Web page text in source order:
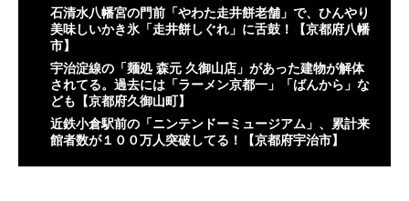
石清水八幡宮の門前「やわた走井餅老舗」で、ひんやり
美味しいかき氷「走井餅しぐれ」に舌鼓！【京都府八幡
市】
宇治淀線の「麺処 森元 久御山店」があった建物が解体
されてる。過去には「ラーメン京都一」「ばんから」な
ども【京都府久御山町】
近鉄小倉駅前の「ニンテンドーミュージアム」、累計来
館者数が１００万人突破してる！【京都府宇治市】